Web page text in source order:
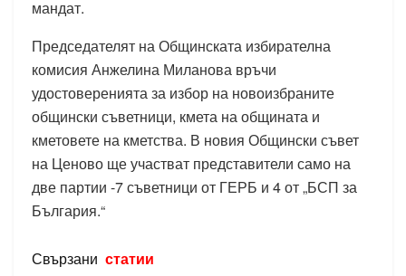
мандат.
Председателят на Общинската избирателна
комисия Анжелина Миланова връчи
удостоверенията за избор на новоизбраните
общински съветници, кмета на общината и
кметовете на кметства. В новия Общински съвет
на Ценово ще участват представители само на
две партии -7 съветници от ГЕРБ и 4 от „БСП за
България.“
Свързани статии